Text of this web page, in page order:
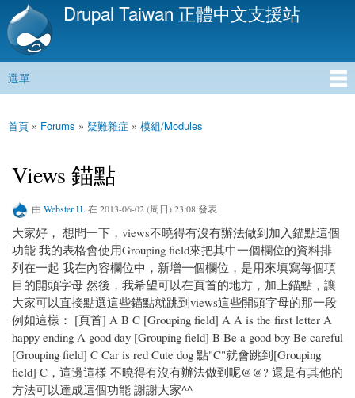
移
內
Drupal Taiwan 正體中文支援站
主選單
選單
您在這裡
首頁 » Forums » 疑難雜症 » 模組/Modules
Views 錨點
由 Webster H. 在 2013-06-02 (周日) 23:08 發表
大家好， 想問一下，views不曉得有沒有辦法做到加入錨點這個
功能 我的表格會使用Grouping field來把其中一個欄位的資料排
列在一起 我在內容欄位中，新增一個欄位，是用來填寫每個項
目的開頭字母 然後，我希望可以在頁首的地方，加上錨點，讓
大家可以直接點選這些錨點就跳到views這些開頭字母的那一段
例如這樣： [頁首] A B C [Grouping field] A A is the first letter A
happy ending A good day [Grouping field] B Be a good boy Be careful
[Grouping field] C Car is red Cute dog 點"C"就會跳到[Grouping
field] C，這邊這樣 不曉得有沒有辦法做到呢@@? 還是有其他的
方法可以達成這個功能 謝謝大家^^